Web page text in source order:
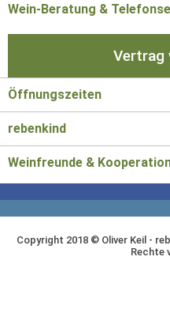
Wein-Beratung &
Vertrag
Öffnungszeiten
rebenkind
Weinfreunde &
Copyright 2018 © Oliver Keil -
Rechte